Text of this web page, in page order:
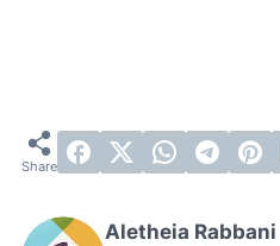
Aletheia Rabbani